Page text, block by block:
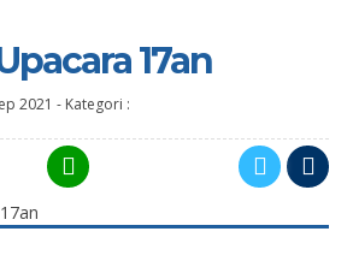
17an
2021 - Kategori :